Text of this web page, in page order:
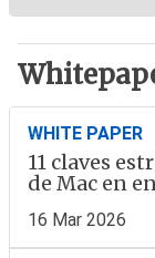
WHITE PAPER
11 claves
de Mac en
16 Mar 2026